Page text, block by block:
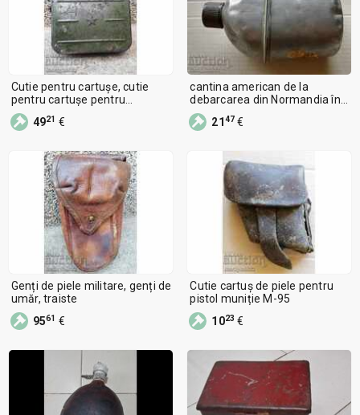
Cutie pentru cartușe, cutie
pentru cartușe pentru
mitraliera Maxim URSS
4921 €
cantina american de la
debarcarea din Normandia în
1944 al doilea război mondial
2147 €
Genți de piele militare, genți de
umăr, traiste
9561 €
Cutie cartuș de piele pentru
pistol muniție M-95
1023 €